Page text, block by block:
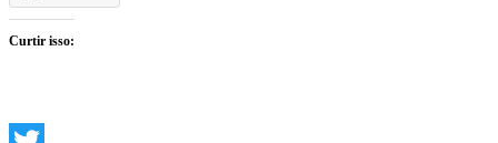
Curtir isso: